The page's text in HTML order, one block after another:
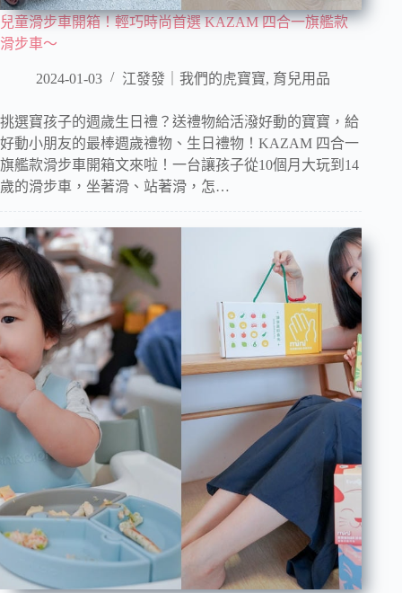
兒童滑步車開箱！輕巧時尚首選 KAZAM 四合一旗艦款
滑步車～
2024-01-03 江發發｜我們的虎寶寶, 育兒用品
挑選寶孩子的週歲生日禮？送禮物給活潑好動的寶寶，給
好動小朋友的最棒週歲禮物、生日禮物！KAZAM 四合一
旗艦款滑步車開箱文來啦！一台讓孩子從10個月大玩到14
歲的滑步車，坐著滑、站著滑，怎…